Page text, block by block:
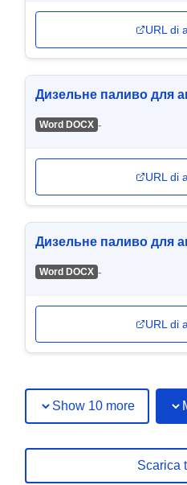
URL di
Дизельне паливо для
Word DOCX -
URL di
Дизельне паливо для
Word DOCX -
URL di
Show 10 more
Scarica